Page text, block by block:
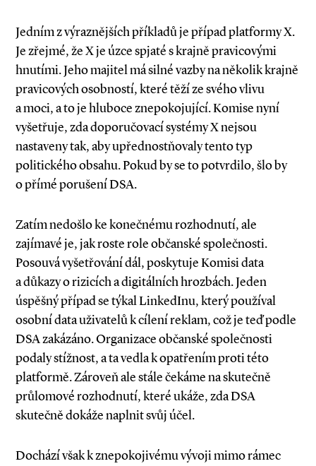
Jedním z výraznějších příkladů je případ platformy X.
Je zřejmé, že X je úzce spjaté s krajně pravicovými
hnutími. Jeho majitel má silné vazby na několik krajně
pravicových osobností, které těží ze svého vlivu
a moci, a to je hluboce znepokojující. Komise nyní
vyšetřuje, zda doporučovací systémy X nejsou
nastaveny tak, aby upřednostňovaly tento typ
politického obsahu. Pokud by se to potvrdilo, šlo by
o přímé porušení DSA.
Zatím nedošlo ke konečnému rozhodnutí, ale
zajímavé je, jak roste role občanské společnosti.
Posouvá vyšetřování dál, poskytuje Komisi data
a důkazy o rizicích a digitálních hrozbách. Jeden
úspěšný případ se týkal LinkedInu, který používal
osobní data uživatelů k cílení reklam, což je teď podle
DSA zakázáno. Organizace občanské společnosti
podaly stížnost, a ta vedla k opatřením proti této
platformě. Zároveň ale stále čekáme na skutečně
průlomové rozhodnutí, které ukáže, zda DSA
skutečně dokáže naplnit svůj účel.
Dochází však k znepokojivému vývoji mimo rámec